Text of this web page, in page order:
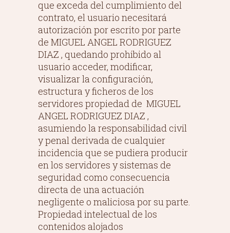
que exceda del cumplimiento del
contrato, el usuario necesitará
autorización por escrito por parte
de MIGUEL ANGEL RODRIGUEZ
DIAZ , quedando prohibido al
usuario acceder, modificar,
visualizar la configuración,
estructura y ficheros de los
servidores propiedad de MIGUEL
ANGEL RODRIGUEZ DIAZ ,
asumiendo la responsabilidad civil
y penal derivada de cualquier
incidencia que se pudiera producir
en los servidores y sistemas de
seguridad como consecuencia
directa de una actuación
negligente o maliciosa por su parte.
Propiedad intelectual de los
contenidos alojados